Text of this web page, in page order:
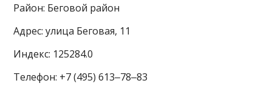
Район: Беговой район
Адрес: улица Беговая, 11
Индекс: 125284.0
Телефон: +7 (495) 613‒78‒83